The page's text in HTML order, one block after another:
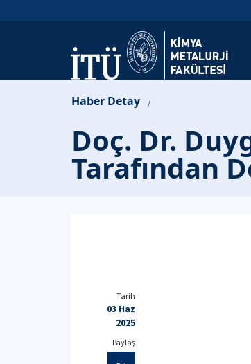
Haber Detay /
Doç. Dr.
Tarafından
Tarih
03 Haz
2025
Paylaş